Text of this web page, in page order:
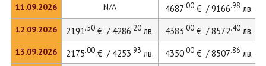
11.09.2026
12.09.2026
13.09.2026
N/A 4687.00€ / 9166.98 лв.
2191.50€ / 4286.20лв. 4383.00€ / 8572.40лв.
2175.00€ / 4253.93 лв. 4350.00€ / 8507.86 лв.